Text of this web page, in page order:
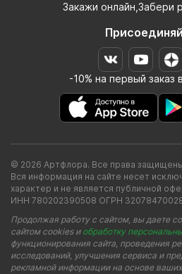
Закажи онлайн,Забери
-10% на первый заказ
© 2026 Артфлора. Все права
Вся информация на сайте несет
характер и не является публичной
ИНН 780202390508 ОГРН
Продолжая работу с сайтом, вы даете
сайтом cookies и обработку
функционирования сайта, проведения
исследований, улучшения сервиса и
рекламной информации на основе